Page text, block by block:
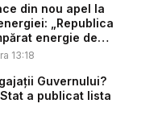
din nou apel la
„Republica
energie de
13:18
Guvernului?
a publicat lista